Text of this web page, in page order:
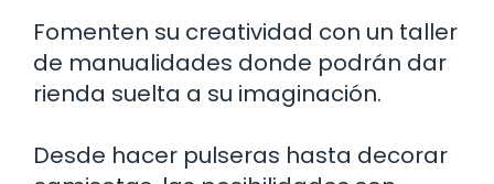
Fomenten su creatividad con un taller
de manualidades donde podrán dar
rienda suelta a su imaginación.
Desde hacer pulseras hasta decorar